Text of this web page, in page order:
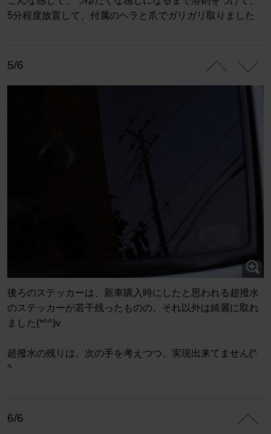
5分程度放置して、付属のヘラと爪でガリガリ取りました
5/6
後ろのステッカーは、新車購入時にしたと思われる超撥水
のステッカーが若干残ったものの、それ以外は綺麗に取れ
ました(*^^)v
超撥水の残りは、次の手を考えつつ、実現出来てません(^
^ゞ
6/6